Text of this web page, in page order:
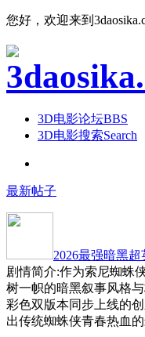
您好，欢迎来到
3D电影论坛BBS
3D电影搜索Search
最新帖子
2026最强暗黑
剧情简介:作为索尼蜘蛛
树一帜的暗黑叙事风格
彩色双版本同步上线的
出传统蜘蛛侠青春热血